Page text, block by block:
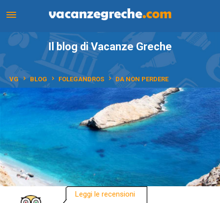
Il blog di Vacanze Greche
VG BLOG FOLEGANDROS DA NON PERDERE
Leggi le recensioni